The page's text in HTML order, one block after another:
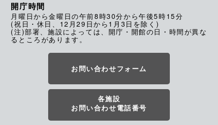
開庁時間
月曜日から金曜日の午前8時30分から午後5時15分
(祝日・休日、12月29日から1月3日を除く)
(注)部署、施設によっては、開庁・開館の日・時間が異な
るところがあります。
お問い合わせフォーム
各施設
お問い合わせ電話番号